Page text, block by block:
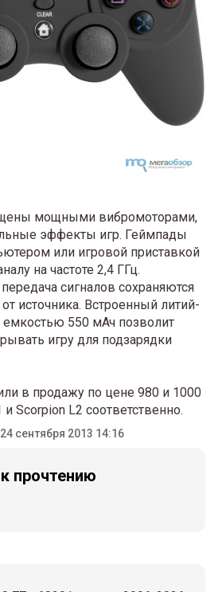
мощными вибромоторами,
эффекты игр. Геймпады
или игровой приставкой
на частоте 2,4 ГГц.
сигналов сохраняются
источника. Встроенный литий-
550 мАч позволит
игру для подзарядки
в продажу по цене 980 и 1000
Scorpion L2 соответственно.
24 сентября 2013 14:16
прочтению